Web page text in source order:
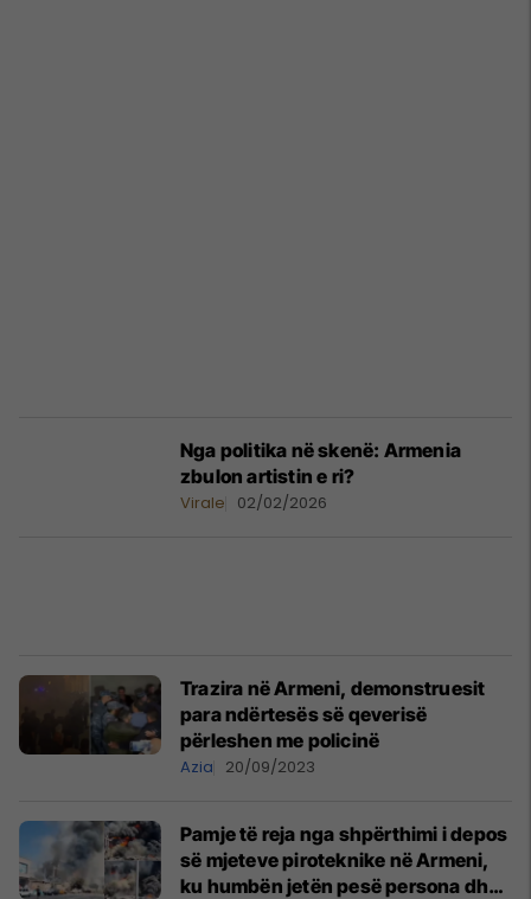
Nga politika në skenë: Armenia
zbulon artistin e ri?
Virale 02/02/2026
Trazira në Armeni, demonstruesit
para ndërtesës së qeverisë
përleshen me policinë
Azia 20/09/2023
Pamje të reja nga shpërthimi i depos
së mjeteve piroteknike në Armeni,
ku humbën jetën pesë persona dhe